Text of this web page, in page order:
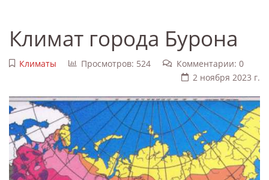
Климат города Бурона
Климаты Просмотров: 524
Комментарии: 0
2 ноября 2023 г.